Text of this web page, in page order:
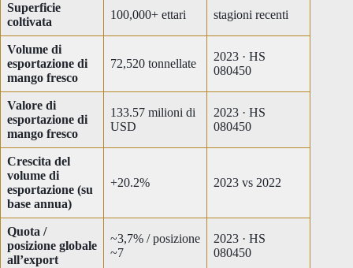
Superficie
coltivata
100,000+ ettari stagioni recenti
Volume di
esportazione di
mango fresco
72,520 tonnellate
2023 · HS
080450
Valore di
esportazione di
mango fresco
133.57 milioni di
USD
2023 · HS
080450
Crescita del
volume di
esportazione (su
base annua)
+20.2% 2023 vs 2022
Quota /
posizione globale
all’export
~3,7% / posizione
~7
2023 · HS
080450